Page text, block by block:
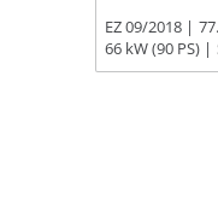
EZ 09/2018
66 kW (90 PS)